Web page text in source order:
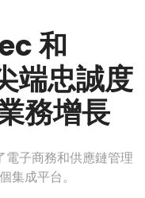
和
端忠誠度
務增長
子商務和供應鏈管理
集成平台。